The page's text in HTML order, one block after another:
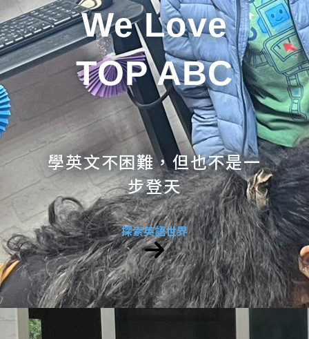
We Love
TOP ABC
學英文不困難，但也不是一
步登天
探索英語世界